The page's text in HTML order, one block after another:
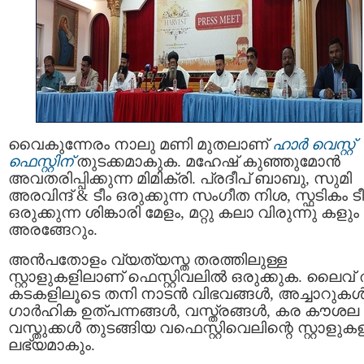
വൈകുന്നേരം നാലു മണി മുതലാണ്ഹാർ വെസ്റ്റ്
ഫെസ്റ്റിന്തുടക്കമാകുക. മഹേഷ് കുഞ്ഞുമോൻ
അവതരിപ്പിക്കുന്ന മിമിക്രി. പ്രദീപ് ബാബു, സുമി
അരവിന്ദ് & ടീം ഒരുക്കുന്ന സംഗീത നിശ, സ്ഫടികം
ഒരുക്കുന്ന ശിങ്കാരി മേളം, മറ്റു കലാ വിരുന്നു കളും
അരങ്ങേറും.
അൻപതോളം വ്യത്യസ്ത തരത്തിലുള്ള
സ്റ്റാളുകളിലാണ് ഫെസ്റ്റിവലിൽ ഒരുക്കുക. ലൈവ്
കടകളിലൂടെ തനി നാടൻ വിഭവങ്ങൾ,
ഗാർഹിക ഉത്പന്നങ്ങൾ, വസ്ത്രങ്ങൾ, കര കൗശല
വസ്തുക്കൾ തുടങ്ങിയ വഫെസ്റ്റിവെലിന്റെ
ലഭ്യമാകും.